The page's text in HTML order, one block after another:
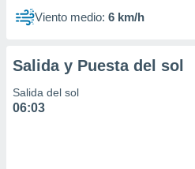
1199
Viento medio: 6 km/h
Salida y Puesta del sol
Salida del sol
06:03